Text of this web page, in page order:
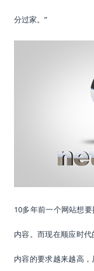
分过家。”
10多年前一个网站想
内容。而现在顺应时
内容的要求越来越高